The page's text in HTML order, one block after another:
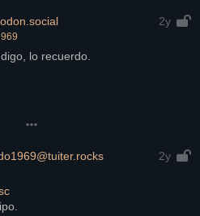
2y
lo recuerdo.
2y